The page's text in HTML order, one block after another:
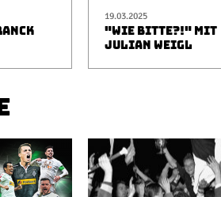
19.03.2025
"WIE BITTE?!" MIT
JULIAN WEIGL